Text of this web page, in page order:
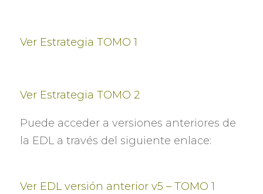
Ver Estrategia TOMO 1
Ver Estrategia TOMO 2
Puede acceder a versiones anteriores de
la EDL a través del siguiente enlace:
Ver EDL versión anterior v5 – TOMO 1